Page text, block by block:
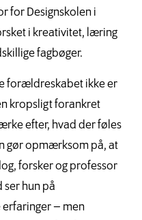
for Designskolen i
i kreativitet, læring
fagbøger.
forældreskabet ikke er
kropsligt forankret
efter, hvad der føles
gør opmærksom på, at
forsker og professor
ser hun på
– men